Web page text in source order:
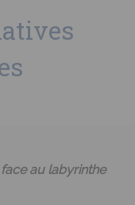
au labyrinthe